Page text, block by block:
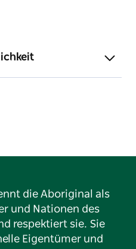
die Aboriginal als
und Nationen des
respektiert sie. Sie
Eigentümer und